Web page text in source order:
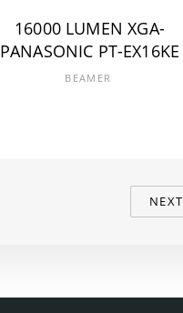
16000 LUMEN XGA-
PANASONIC PT-EX16KE
BEAMER
NEXT